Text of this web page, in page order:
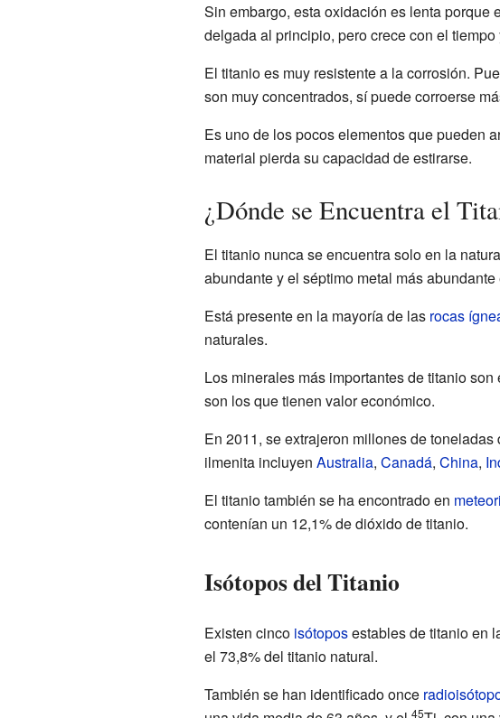
Sin embargo, esta oxidación es lenta porque
delgada al principio, pero crece con el
El titanio es muy resistente a la corrosión.
son muy concentrados, sí puede corroerse
Es uno de los pocos elementos que pueden
material pierda su capacidad de estirarse.
¿Dónde se Encuentra el
El titanio nunca se encuentra solo en la
abundante y el séptimo metal más abundante
Está presente en la mayoría de las rocas
naturales.
Los minerales más importantes de titanio
son los que tienen valor económico.
En 2011, se extrajeron millones de
ilmenita incluyen Australia, Canadá, China,
El titanio también se ha encontrado en
contenían un 12,1% de dióxido de titanio.
Isótopos del Titanio
Existen cinco isótoposestables de titanio en
el 73,8% del titanio natural.
También se han identificado once
45